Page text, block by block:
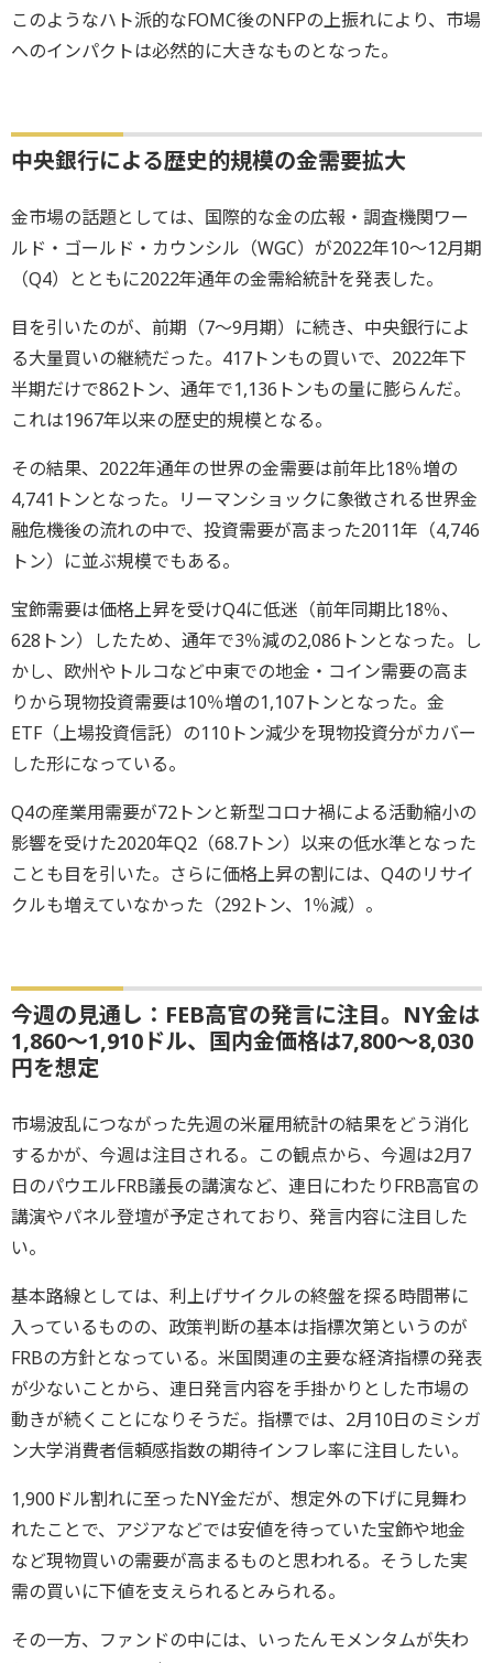
このようなハト派的なFOMC後のNFPの上振れにより、市場
へのインパクトは必然的に大きなものとなった。
中央銀行による歴史的規模の金需要拡大
金市場の話題としては、国際的な金の広報・調査機関ワー
ルド・ゴールド・カウンシル（WGC）が2022年10～12月期
（Q4）とともに2022年通年の金需給統計を発表した。
目を引いたのが、前期（7～9月期）に続き、中央銀行によ
る大量買いの継続だった。417トンもの買いで、2022年下
半期だけで862トン、通年で1,136トンもの量に膨らんだ。
これは1967年以来の歴史的規模となる。
その結果、2022年通年の世界の金需要は前年比18％増の
4,741トンとなった。リーマンショックに象徴される世界金
融危機後の流れの中で、投資需要が高まった2011年（4,746
トン）に並ぶ規模でもある。
宝飾需要は価格上昇を受けQ4に低迷（前年同期比18％、
628トン）したため、通年で3％減の2,086トンとなった。し
かし、欧州やトルコなど中東での地金・コイン需要の高ま
りから現物投資需要は10％増の1,107トンとなった。金
ETF（上場投資信託）の110トン減少を現物投資分がカバー
した形になっている。
Q4の産業用需要が72トンと新型コロナ禍による活動縮小の
影響を受けた2020年Q2（68.7トン）以来の低水準となった
ことも目を引いた。さらに価格上昇の割には、Q4のリサイ
クルも増えていなかった（292トン、1％減）。
今週の見通し：FEB高官の発言に注目。NY金は
1,860～1,910ドル、国内金価格は7,800～8,030
円を想定
市場波乱につながった先週の米雇用統計の結果をどう消化
するかが、今週は注目される。この観点から、今週は2月7
日のパウエルFRB議長の講演など、連日にわたりFRB高官の
講演やパネル登壇が予定されており、発言内容に注目した
い。
基本路線としては、利上げサイクルの終盤を探る時間帯に
入っているものの、政策判断の基本は指標次第というのが
FRBの方針となっている。米国関連の主要な経済指標の発表
が少ないことから、連日発言内容を手掛かりとした市場の
動きが続くことになりそうだ。指標では、2月10日のミシガ
ン大学消費者信頼感指数の期待インフレ率に注目したい。
1,900ドル割れに至ったNY金だが、想定外の下げに見舞わ
れたことで、アジアなどでは安値を待っていた宝飾や地金
など現物買いの需要が高まるものと思われる。そうした実
需の買いに下値を支えられるとみられる。
その一方、ファンドの中には、いったんモメンタムが失わ